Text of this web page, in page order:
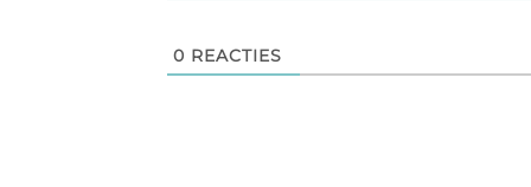
0 REACTIES